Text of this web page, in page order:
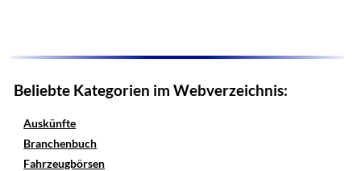
Beliebte Kategorien im Webverzeichnis:
Auskünfte
Branchenbuch
Fahrzeugbörsen